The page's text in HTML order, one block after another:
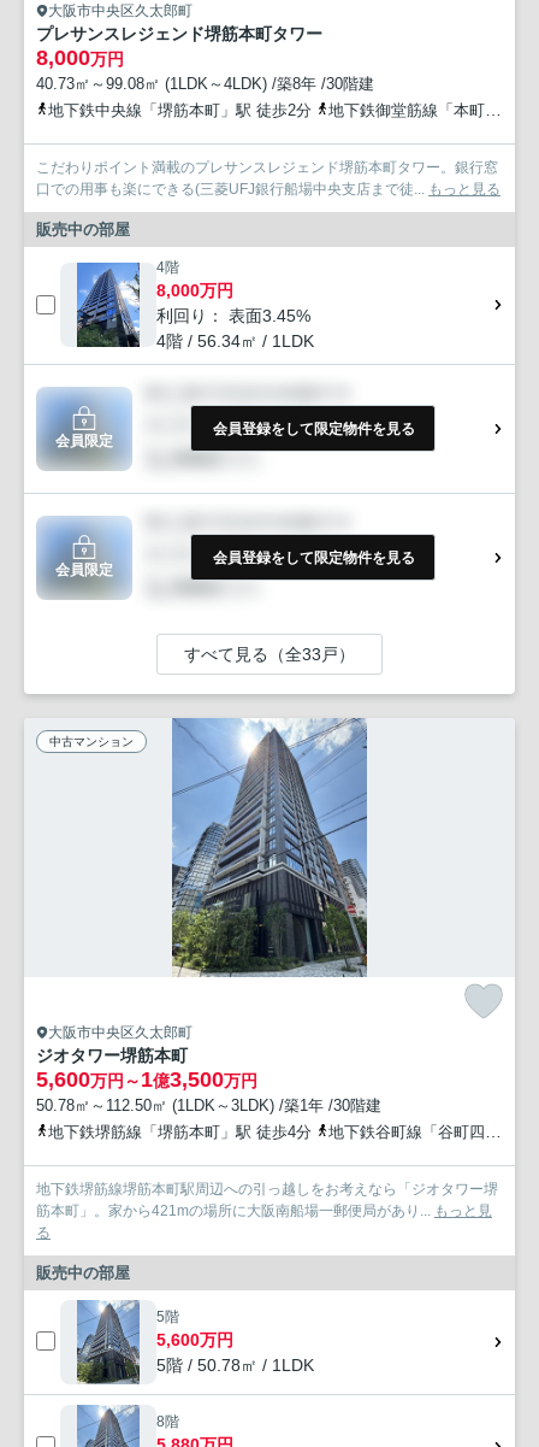
大阪市中央区久太郎町
プレサンスレジェンド堺筋本町タワー
8,000万円
40.73㎡～99.08㎡ (1LDK～4LDK) /築8年 /30階建
地下鉄中央線「堺筋本町」駅 徒歩2分
地下鉄御堂筋線「本町」駅 徒歩10分
こだわりポイント満載のプレサンスレジェンド堺筋本町タワー。銀行窓
口での用事も楽にできる(三菱UFJ銀行船場中央支店まで徒...
もっと見る
販売中の部屋
4階
8,000万円
利回り： 表面3.45%
4階 / 56.34㎡ / 1LDK
会員限定
会員登録をして限定物件を見る
会員限定
会員登録をして限定物件を見る
すべて見る（全33戸）
中古マンション
大阪市中央区久太郎町
ジオタワー堺筋本町
5,600万円～1億3,500万円
50.78㎡～112.50㎡ (1LDK～3LDK) /築1年 /30階建
地下鉄堺筋線「堺筋本町」駅 徒歩4分
地下鉄谷町線「谷町四丁目」駅 徒歩9分
地下鉄堺筋線堺筋本町駅周辺への引っ越しをお考えなら「ジオタワー堺
筋本町」。家から421mの場所に大阪南船場一郵便局があり... もっと見
る
販売中の部屋
5階
5,600万円
5階 / 50.78㎡ / 1LDK
8階